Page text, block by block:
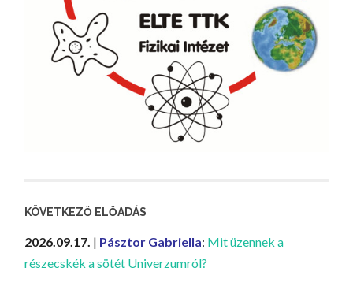
KÖVETKEZŐ ELŐADÁS
2026.09.17. | Pásztor Gabriella: Mit üzennek a
részecskék a sötét Univerzumról?